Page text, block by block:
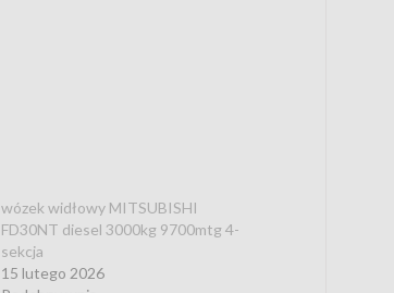
wózek widłowy MITSUBISHI
FD30NT diesel 3000kg 9700mtg 4-
sekcja
15 lutego 2026